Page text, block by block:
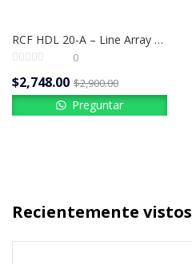
RCF HDL 20-A – Line Array Activo Profesional 1400 W con DSP y 135 dB SPL
0
$2,748.00 $2,900.00
Preguntar
Recientemente vistos